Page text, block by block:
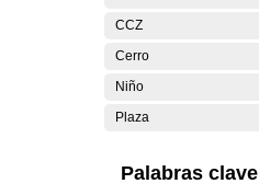
CCZ
Cerro
Niño
Plaza
Palabras clave